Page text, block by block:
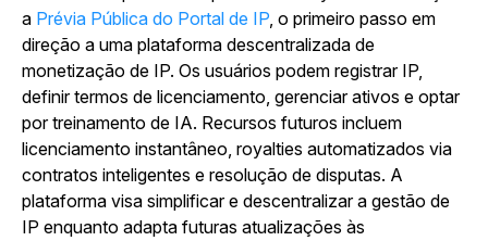
a Prévia Pública do Portal de IP, o primeiro passo em
direção a uma plataforma descentralizada de
monetização de IP. Os usuários podem registrar IP,
definir termos de licenciamento, gerenciar ativos e optar
por treinamento de IA. Recursos futuros incluem
licenciamento instantâneo, royalties automatizados via
contratos inteligentes e resolução de disputas. A
plataforma visa simplificar e descentralizar a gestão de
IP enquanto adapta futuras atualizações às